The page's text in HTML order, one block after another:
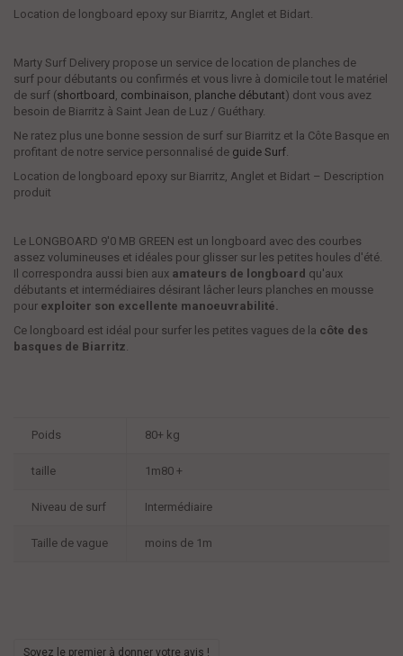
Location de longboard epoxy sur Biarritz, Anglet et Bidart.
Marty Surf Delivery propose un service de location de planches de
surf pour débutants ou confirmés et vous livre à domicile tout le matériel
de surf (shortboard combinaison planche débutant) dont vous avez
besoin de Biarritz à Saint Jean de Luz / Guéthary.
Ne ratez plus une bonne session de surf sur Biarritz et la Côte Basque en
profitant de notre service personnalisé de guide Surf
Location de longboard epoxy sur Biarritz, Anglet et Bidart – Description
produit
Le LONGBOARD 9'0 MB GREEN est un longboard avec des courbes
assez volumineuses et idéales pour glisser sur les petites houles d'été.
Il correspondra aussi bien aux amateurs de longboard qu'aux
débutants et intermédiaires désirant lâcher leurs planches en mousse
pour exploiter son excellente manoeuvrabilité.
Ce longboard est idéal pour surfer les petites vagues de la côte des
basques de Biarritz
Poids 80+ kg
taille 1m80 +
Niveau de surf Intermédiaire
Taille de vague moins de 1m
Soyez le premier à donner votre avis !